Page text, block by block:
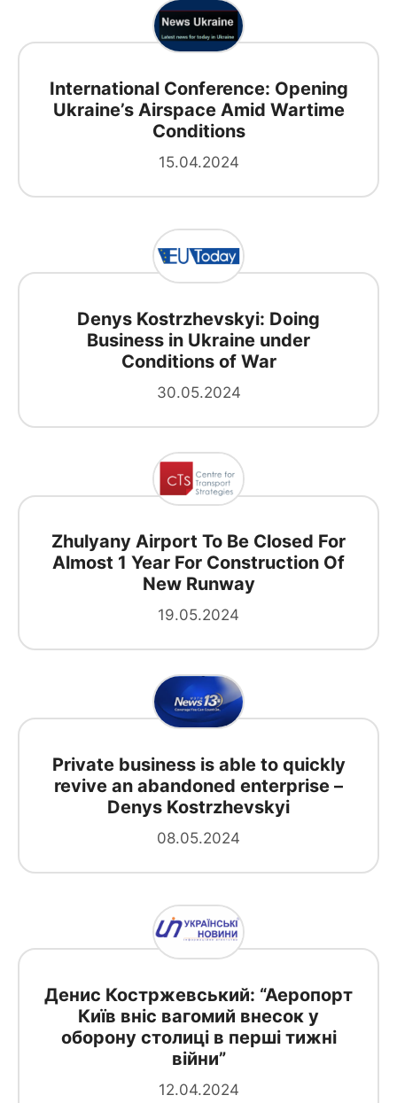
International Conference: Opening
Ukraine’s Airspace Amid Wartime
Conditions
15.04.2024
Denys Kostrzhevskyi: Doing
Business in Ukraine under
Conditions of War
30.05.2024
Zhulyany Airport To Be Closed For
Almost 1 Year For Construction Of
New Runway
19.05.2024
Private business is able to quickly
revive an abandoned enterprise –
Denys Kostrzhevskyi
08.05.2024
Денис Костржевський: “Аеропорт
Київ вніс вагомий внесок у
оборону столиці в перші тижні
війни”
12.04.2024